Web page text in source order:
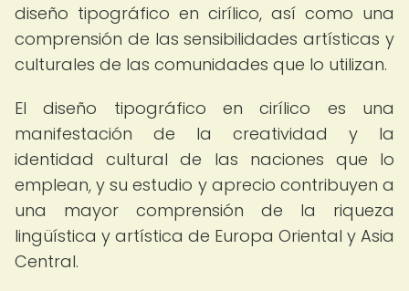
diseño tipográfico en cirílico, así como una
comprensión de las sensibilidades artísticas y
culturales de las comunidades que lo utilizan.
El diseño tipográfico en cirílico es una
manifestación de la creatividad y la
identidad cultural de las naciones que lo
emplean, y su estudio y aprecio contribuyen a
una mayor comprensión de la riqueza
lingüística y artística de Europa Oriental y Asia
Central.